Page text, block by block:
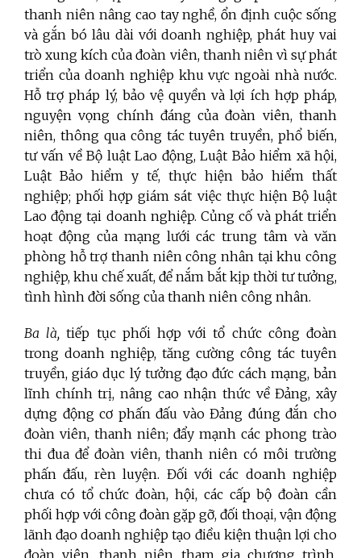
thanh niên nâng cao tay nghề, ổn định cuộc sống
và gắn bó lâu dài với doanh nghiệp, phát huy vai
trò xung kích của đoàn viên, thanh niên vì sự phát
triển của doanh nghiệp khu vực ngoài nhà nước.
Hỗ trợ pháp lý, bảo vệ quyền và lợi ích hợp pháp,
nguyện vọng chính đáng của đoàn viên, thanh
niên, thông qua công tác tuyên truyền, phổ biến,
tư vấn về Bộ luật Lao động, Luật Bảo hiểm xã hội,
Luật Bảo hiểm y tế, thực hiện bảo hiểm thất
nghiệp; phối hợp giám sát việc thực hiện Bộ luật
Lao động tại doanh nghiệp. Củng cố và phát triển
hoạt động của mạng lưới các trung tâm và văn
phòng hỗ trợ thanh niên công nhân tại khu công
nghiệp, khu chế xuất, để nắm bắt kịp thời tư tưởng,
tình hình đời sống của thanh niên công nhân.
Ba là, tiếp tục phối hợp với tổ chức công đoàn
trong doanh nghiệp, tăng cường công tác tuyên
truyền, giáo dục lý tưởng đạo đức cách mạng, bản
lĩnh chính trị, nâng cao nhận thức về Đảng, xây
dựng động cơ phấn đấu vào Đảng đúng đắn cho
đoàn viên, thanh niên; đẩy mạnh các phong trào
thi đua để đoàn viên, thanh niên có môi trường
phấn đấu, rèn luyện. Đối với các doanh nghiệp
chưa có tổ chức đoàn, hội, các cấp bộ đoàn cần
phối hợp với công đoàn gặp gỡ, đối thoại, vận động
lãnh đạo doanh nghiệp tạo điều kiện thuận lợi cho
đoàn viên, thanh niên tham gia chương trình,